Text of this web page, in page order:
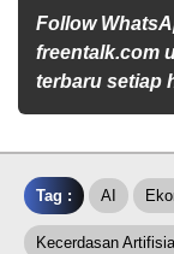
Follow
freentalk.com
terbaru setiap
Tag : AI
Kecerdasan